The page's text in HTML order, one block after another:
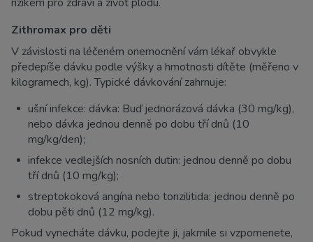
Zithromax pro děti
V závislosti na léčeném onemocnění vám lékař obvykle
předepíše dávku podle výšky a hmotnosti dítěte (měřeno v
kilogramech, kg). Typické dávkování zahrnuje:
ušní infekce: dávka: Buď jednorázová dávka (30 mg/kg),
nebo dávka jednou denně po dobu tří dnů (10
mg/kg/den);
infekce vedlejších nosních dutin: jednou denně po dobu
tří dnů (10 mg/kg);
streptokoková angína nebo tonzilitida: jednou denně po
dobu pěti dnů (12 mg/kg).
Pokud vynecháte dávku, podejte ji, jakmile si vzpomenete,